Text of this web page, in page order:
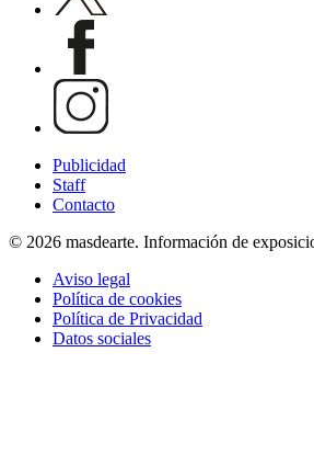
Publicidad
Staff
Contacto
© 2026 masdearte. Información de
Aviso legal
Política de cookies
Política de Privacidad
Datos sociales